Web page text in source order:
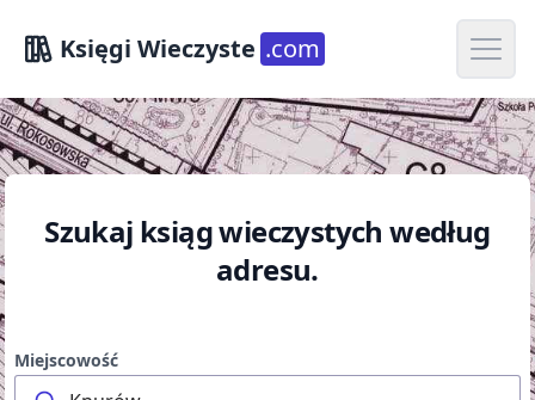
Księgi Wieczyste .com Open
Szukaj ksiąg wieczystych według
adresu.
Miejscowość